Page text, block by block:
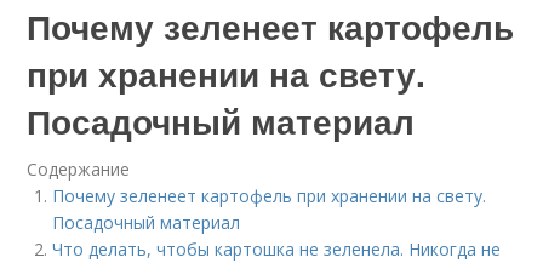
Почему зеленеет картофель
при хранении на свету.
Посадочный материал
Содержание
Почему зеленеет картофель при хранении на свету.
Посадочный материал
Что делать, чтобы картошка не зеленела. Никогда не